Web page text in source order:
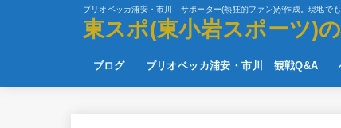
ブリオベッカ浦安・市川 サポーター(熱狂的ファン)が作成。現地で
東スポ(東小岩スポーツ)
ブログ ブリオベッカ浦安・市川 観戦Q&A